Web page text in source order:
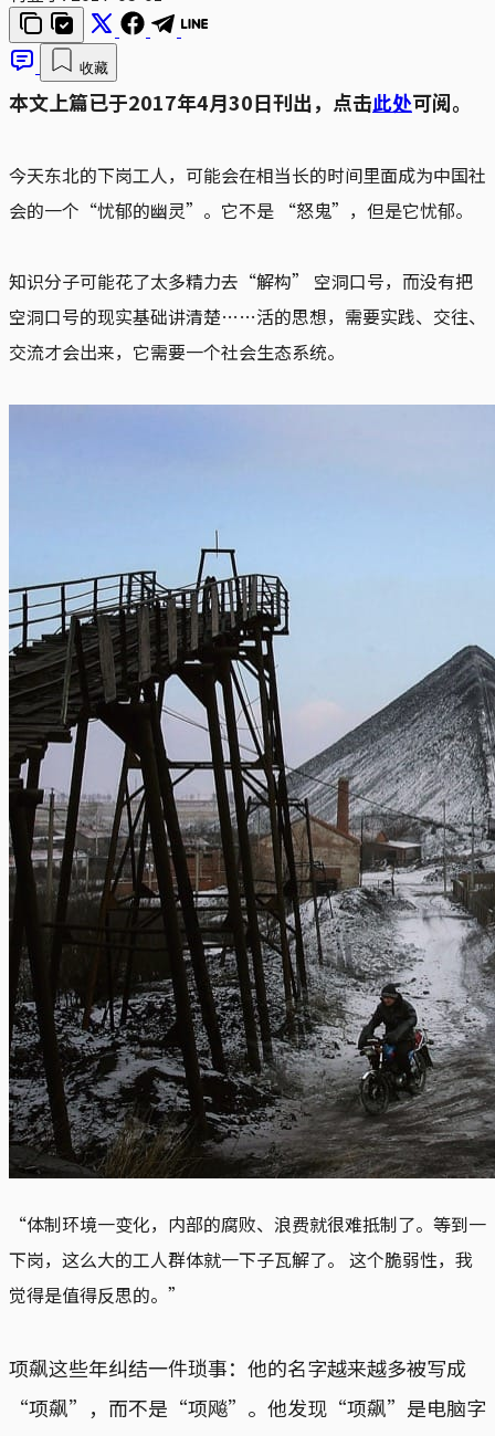
收藏
本文上篇已于2017年4月30日刊出，点击此处可阅。
今天东北的下岗工人，可能会在相当长的时间里面成为中国社
会的一个“忧郁的幽灵”。它不是 “怒鬼”，但是它忧郁。
知识分子可能花了太多精力去“解构” 空洞口号，而没有把
空洞口号的现实基础讲清楚……活的思想，需要实践、交往、
交流才会出来，它需要一个社会生态系统。
“体制环境一变化，内部的腐败、浪费就很难抵制了。等到一
下岗，这么大的工人群体就一下子瓦解了。 这个脆弱性，我
觉得是值得反思的。”
项飙这些年纠结一件琐事：他的名字越来越多被写成
“项飙”，而不是“项飚”。他发现“项飙”是电脑字